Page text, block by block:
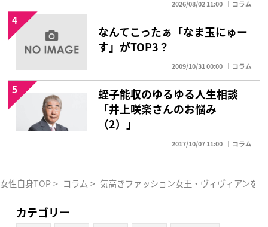
2026/08/02 11:00 コラム
なんてこったぁ「なま玉にゅー
す」がTOP3？
2009/10/31 00:00 コラム
4
蛭子能収のゆるゆる人生相談
「井上咲楽さんのお悩み
（2）」
2017/10/07 11:00 コラム
5
女性自身TOP > コラム > 気高きファッション女王・ヴィヴィアンを
カテゴリー